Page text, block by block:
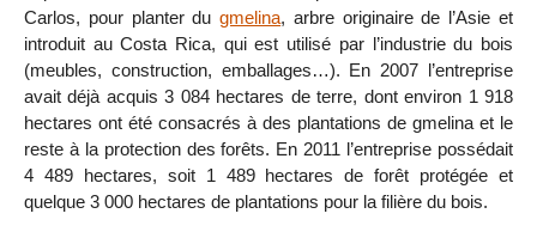
Carlos, pour planter dugmelina, arbre originaire de l’Asie et
introduit au Costa Rica, qui est utilisé par l’industrie du bois
(meubles, construction, emballages…). En 2007 l’entreprise
avait déjà acquis 3 084 hectares de terre, dont environ 1 918
hectares ont été consacrés à des plantations de gmelina et le
reste à la protection des forêts. En 2011 l’entreprise possédait
4 489 hectares, soit 1 489 hectares de forêt protégée et
quelque 3 000 hectares de plantations pour la filière du bois.